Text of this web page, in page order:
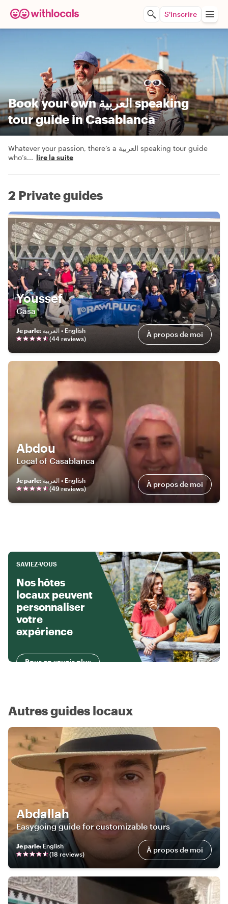
S'inscrire
Book your own العربية speaking
tour guide in Casablanca
Whatever your passion, there’s a العربية speaking tour guide
who’s... lire la suite
2 Private guides
Youssef
Casa
Je parle:
العربية • English
(44 reviews) À propos de moi
Abdou
Local of Casablanca
Je parle:
العربية • English
(49reviews) À propos de moi
SAVIEZ-VOUS
Nos hôtes
locaux peuvent
personnaliser
votre
expérience
Pour en savoir plus
Autres guides locaux
Abdallah
Easygoing guide for customizable tours
Je parle: English
(18 reviews) À propos de moi